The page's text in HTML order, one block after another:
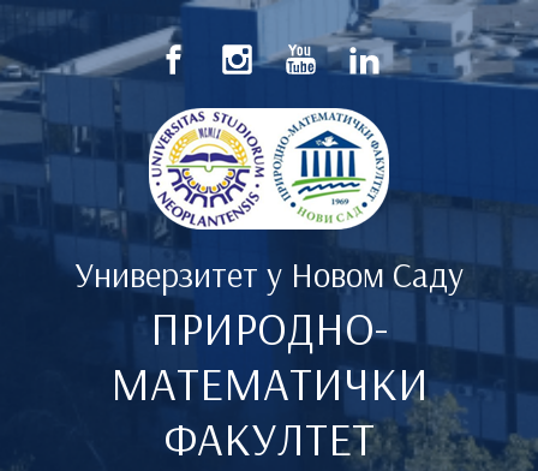
Скип то маин цонтент
Универзитет у Новом Саду
ПРИРОДНО-
МАТЕМАТИЧКИ
ФАКУЛТЕТ